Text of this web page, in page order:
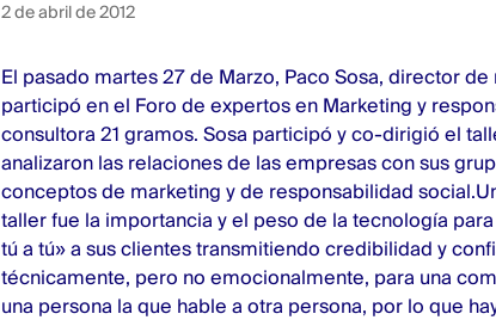
2 de abril de 2012
El pasado martes 27 de Marzo, Paco Sosa, director
participó en el Foro de expertos en Marketing y
consultora 21 gramos. Sosa participó y co-dirigió el
analizaron las relaciones de las empresas con sus
conceptos de marketing y de responsabilidad
taller fue la importancia y el peso de la tecnología
tú a tú» a sus clientes transmitiendo credibilidad y
técnicamente, pero no emocionalmente, para una
una persona la que hable a otra persona, por lo que